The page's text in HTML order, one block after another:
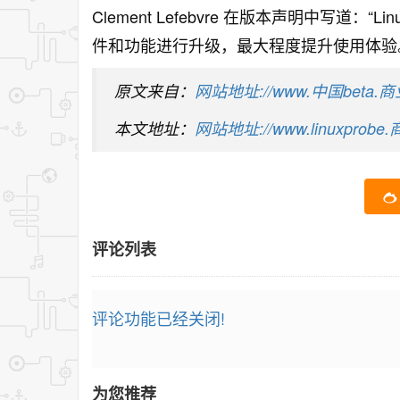
Clement Lefebvre 在版本声明中写道：
件和功能进行升级，最大程度提升使用体验
原文来自： 网站地址://www.中国beta.
本文地址： 网站地址://www.linuxprobe.
评论列表
评论功能已经关闭!
为您推荐